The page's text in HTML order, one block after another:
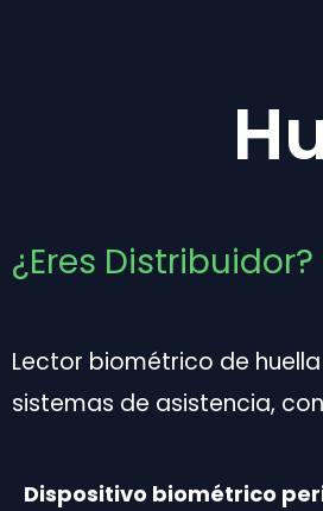
¿Eres Distribuidor?
Lector biométrico de
sistemas de asistencia,
Dispositivo biométrico